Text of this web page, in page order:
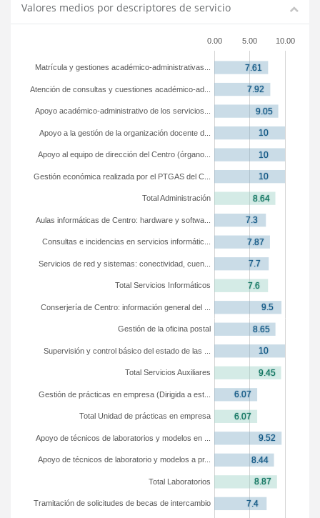
Valores medios por descriptores de servicio
0.00 5.00 10.00
Tramitación de solicitudes de becas de intercambio
Total Laboratorios
Apoyo de técnicos de laboratorio y modelos a pr...
Apoyo de técnicos de laboratorios y modelos en ...
Total Unidad de prácticas en empresa
Gestión de prácticas en empresa (Dirigida a est...
Total Servicios Auxiliares
Supervisión y control básico del estado de las ...
Gestión de la oficina postal
Conserjería de Centro: información general del ...
Total Servicios Informáticos
Servicios de red y sistemas: conectividad, cuen...
Consultas e incidencias en servicios informátic...
Aulas informáticas de Centro: hardware y softwa...
Total Administración
Gestión económica realizada por el PTGAS del C...
Apoyo al equipo de dirección del Centro (órgano...
Apoyo a la gestión de la organización docente d...
Apoyo académico-administrativo de los servicios...
Atención de consultas y cuestiones académico-ad...
Matrícula y gestiones académico-administrativas...